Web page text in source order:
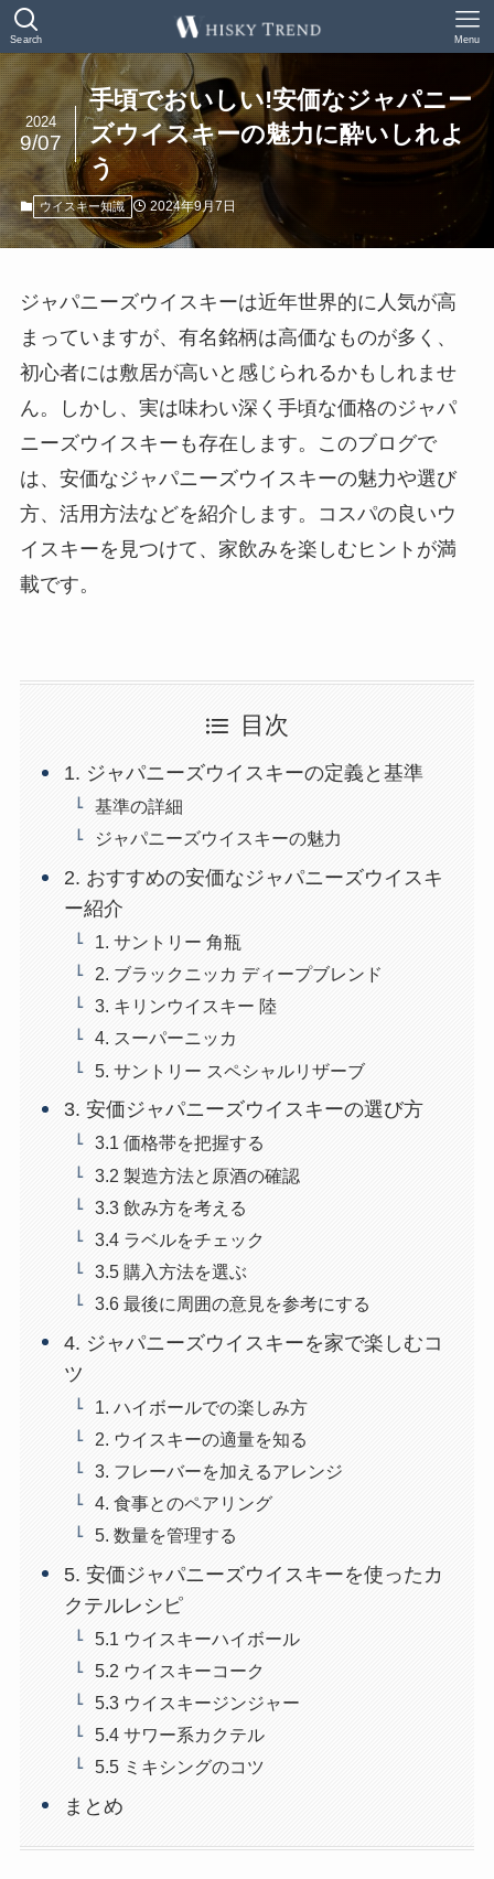
Search Menu
手頃でおいしい!安価なジャパニー
ズウイスキーの魅力に酔いしれよ
う
2024
9/07
ウイスキー知識 2024年9月7日
ジャパニーズウイスキーは近年世界的に人気が高
まっていますが、有名銘柄は高価なものが多く、
初心者には敷居が高いと感じられるかもしれませ
ん。しかし、実は味わい深く手頃な価格のジャパ
ニーズウイスキーも存在します。このブログで
は、安価なジャパニーズウイスキーの魅力や選び
方、活用方法などを紹介します。コスパの良いウ
イスキーを見つけて、家飲みを楽しむヒントが満
載です。
目次
1. ジャパニーズウイスキーの定義と基準
基準の詳細
ジャパニーズウイスキーの魅力
2. おすすめの安価なジャパニーズウイスキ
ー紹介
1. サントリー 角瓶
2. ブラックニッカ ディープブレンド
3. キリンウイスキー 陸
4. スーパーニッカ
5. サントリー スペシャルリザーブ
3. 安価ジャパニーズウイスキーの選び方
3.1 価格帯を把握する
3.2 製造方法と原酒の確認
3.3 飲み方を考える
3.4 ラベルをチェック
3.5 購入方法を選ぶ
3.6 最後に周囲の意見を参考にする
4. ジャパニーズウイスキーを家で楽しむコ
ツ
1. ハイボールでの楽しみ方
2. ウイスキーの適量を知る
3. フレーバーを加えるアレンジ
4. 食事とのペアリング
5. 数量を管理する
5. 安価ジャパニーズウイスキーを使ったカ
クテルレシピ
5.1 ウイスキーハイボール
5.2 ウイスキーコーク
5.3 ウイスキージンジャー
5.4 サワー系カクテル
5.5 ミキシングのコツ
まとめ